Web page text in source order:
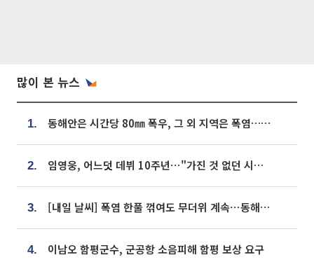
많이 본 뉴스
1. 동해안은 시간당 80㎜ 폭우, 그 외 지역은 폭염…‘극과 극 날씨’
2. 임영웅, 어느덧 데뷔 10주년⋯"가진 것 없던 시절, 내 앞엔 20명의 팬뿐"
3. [내일 날씨] 폭염 한풀 꺾여도 무더위 계속⋯동해안 이틀 연속 비
4. 이남오 함평군수, 군공항 소음피해 함평 보상 요구